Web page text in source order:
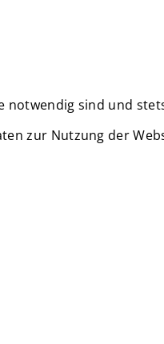
notwendig sind und
zur Nutzung der